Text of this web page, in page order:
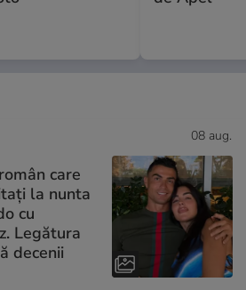
08 aug.
care
la nunta
cu
Legătura
decenii